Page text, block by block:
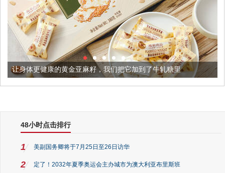
的黄金亚麻籽，我们把它加到了牛轧糖里 被列入佛家七
48小时点击排行
1 美副国务卿将于7月25日至26日访华
2 定了！2032年夏季奥运会主办城市为澳大利亚布里斯班